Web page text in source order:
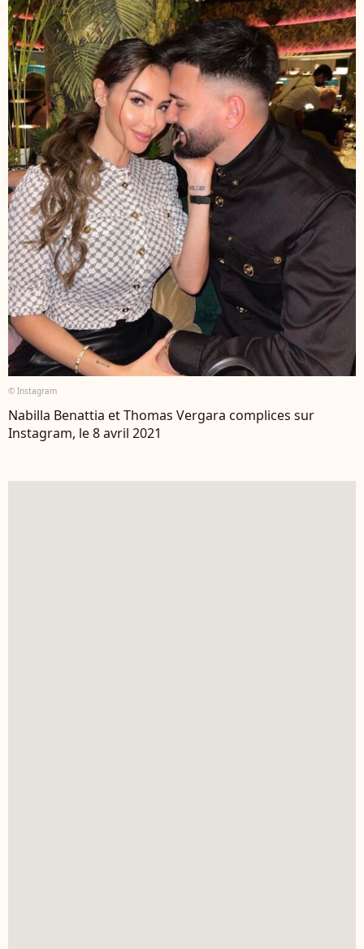
© Instagram
Nabilla Benattia et Thomas Vergara complices sur
Instagram, le 8 avril 2021